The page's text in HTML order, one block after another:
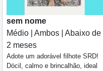
sem nome
Médio | Ambos | Abaixo de
2 meses
Adote um adorável filhote SRD!
Dócil, calmo e brincalhão, ideal